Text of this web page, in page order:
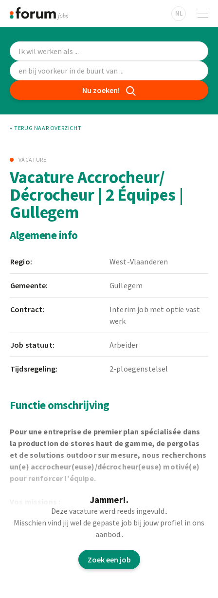
NL
Nu zoeken!
« TERUG NAAR OVERZICHT
VACATURE
Vacature Accrocheur/
Décrocheur | 2 Équipes |
Gullegem
Algemene info
Regio: West-Vlaanderen
Gemeente: Gullegem
Contract:
Interim job met optie vast
werk
Job statuut: Arbeider
Tijdsregeling: 2-ploegenstelsel
Functie omschrijving
Pour une entreprise de premier plan spécialisée dans
la production de stores haut de gamme, de pergolas
et de solutions outdoor sur mesure, nous recherchons
un(e) accrocheur(euse)/décrocheur(euse) motivé(e)
pour renforcer l’équipe.
Accrocher les pièces métalliques sur le cadre de laque
selon le bon ordre et le bon positionnement.
Retirer les pièces laquées et effectuer un contrôle
visuel de la qualité.
Préparer les commandes : rassembler et préparer les
Jammer!.
Deze vacature werd reeds ingevuld..
Misschien vind jij wel de gepaste job bij jouw profiel in ons
aanbod..
Zoek een job